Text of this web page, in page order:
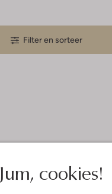
Jum, cookies!
Filter en sorteer